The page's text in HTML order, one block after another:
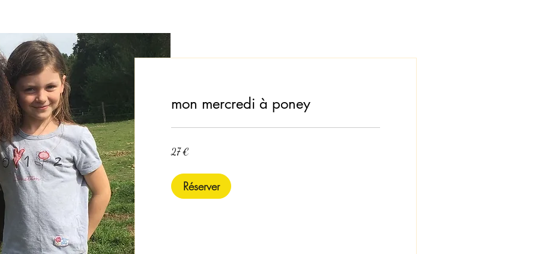
mon mercredi à poney
27
euros
27 €
Réserver